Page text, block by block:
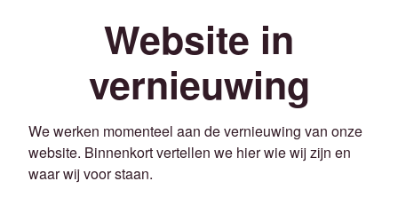
Website in
vernieuwing
We werken momenteel aan de vernieuwing van onze
website. Binnenkort vertellen we hier wie wij zijn en
waar wij voor staan.